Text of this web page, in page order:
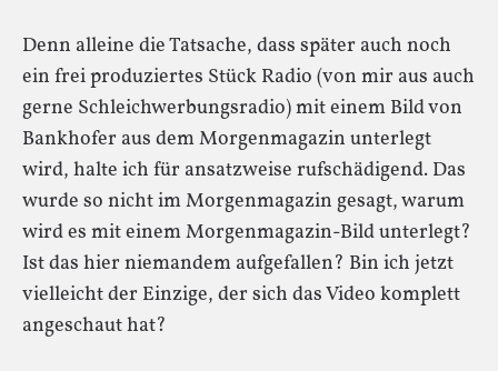
Denn alleine die Tatsache, dass später auch noch
ein frei produziertes Stück Radio (von mir aus auch
gerne Schleichwerbungsradio) mit einem Bild von
Bankhofer aus dem Morgenmagazin unterlegt
wird, halte ich für ansatzweise rufschädigend. Das
wurde so nicht im Morgenmagazin gesagt, warum
wird es mit einem Morgenmagazin-Bild unterlegt?
Ist das hier niemandem aufgefallen? Bin ich jetzt
vielleicht der Einzige, der sich das Video komplett
angeschaut hat?